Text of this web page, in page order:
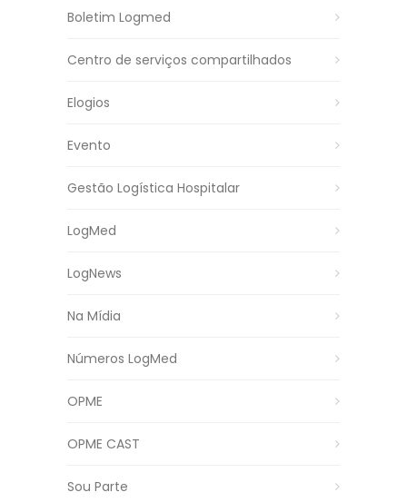
Boletim Logmed
Centro de serviços compartilhados
Elogios
Evento
Gestão Logística Hospitalar
LogMed
LogNews
Na Mídia
Números LogMed
OPME
OPME CAST
Sou Parte